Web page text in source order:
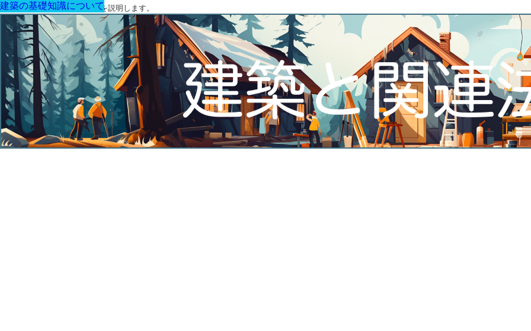
建築に関する用語と関連法令を説明します。
建築の基礎知識について
建築の基礎知識について
建築の基礎知識について
建築の基礎知識について
建築の基礎知識について
建築の基礎知識について
建築の基礎知識について